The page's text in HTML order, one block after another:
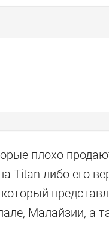
плохо
Titan либо его
Малайзии, а